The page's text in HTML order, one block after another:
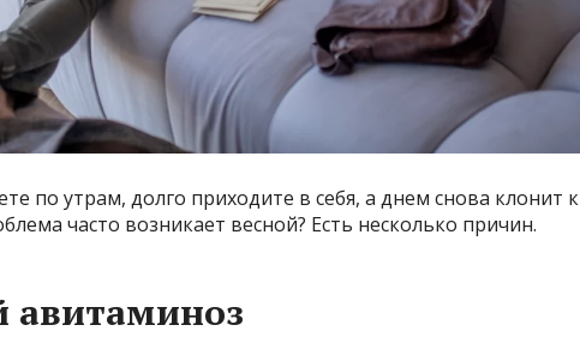
по утрам, долго приходите в себя, а днем снова клонит
часто возникает весной? Есть несколько причин.
авитаминоз